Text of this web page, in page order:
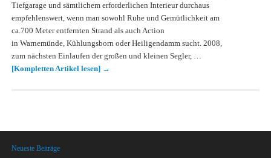
Tiefgarage und sämtlichem erforderlichen Interieur durchaus
empfehlenswert, wenn man sowohl Ruhe und Gemütlichkeit am
ca.700 Meter entfernten Strand als auch Action
in Warnemünde, Kühlungsborn oder Heiligendamm sucht. 2008,
zum nächsten Einlaufen der großen und kleinen Segler, …
[Kompletten Artikel lesen] →
Neueste Beiträge